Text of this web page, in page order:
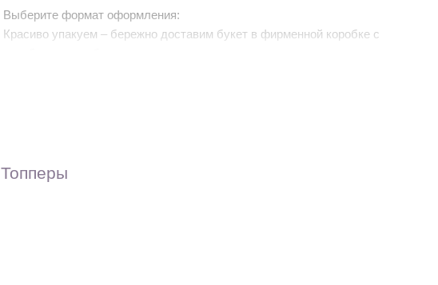
Выберите формат оформления:
Красиво упакуем – бережно доставим букет в фирменной коробке с
Топперы